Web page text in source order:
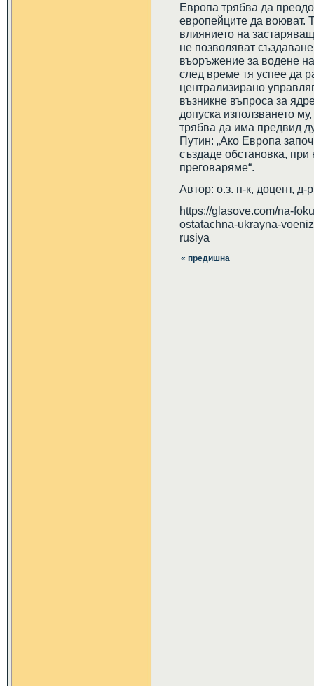
Европа трябва да
европейците да воюват.
влиянието на
не позволяват
въоръжение за водене
след време тя успее да
централизирано
възникне въпроса за
допуска използването
трябва да има предвид
Путин: „Ако Европа
създаде обстановка,
преговаряме“.
Автор: о.з. п-к, доцент, д-
https://glasove.com/na-
ostatachna-ukrayna-
rusiya
« предишна